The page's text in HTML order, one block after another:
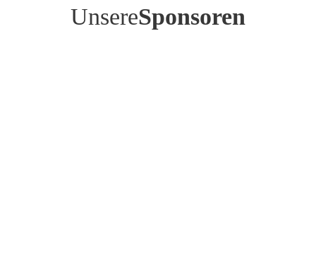
UnsereSponsoren